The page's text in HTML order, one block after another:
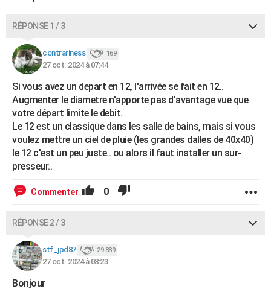
Dictionnaire
COPAINS D'AVANT
S'inscrire
Se connecter
Lycées
Collèges
Primaires
Universités
Entreprises
Service militaire
Avis de recherche
AVIS DE DÉCÈS
FORUM
Bricolage
Lifestyle
Culture
Sport
Auto
Television
Voyage
Cinema
RÉPONSE 1 / 3
contrariness 169
27 oct. 2024 à 07:44
Si vous avez un depart en 12, l'arrivée se fait en 12..
Augmenter le diametre n'apporte pas d'avantage vue que
votre départ limite le debit.
Le 12 est un classique dans les salle de bains, mais si vous
voulez mettre un ciel de pluie (les grandes dalles de 40x40)
le 12 c'est un peu juste.. ou alors il faut installer un sur-
presseur..
Commenter 0
RÉPONSE 2 / 3
stf_jpd87 29 889
27 oct. 2024 à 08:23
Bonjour